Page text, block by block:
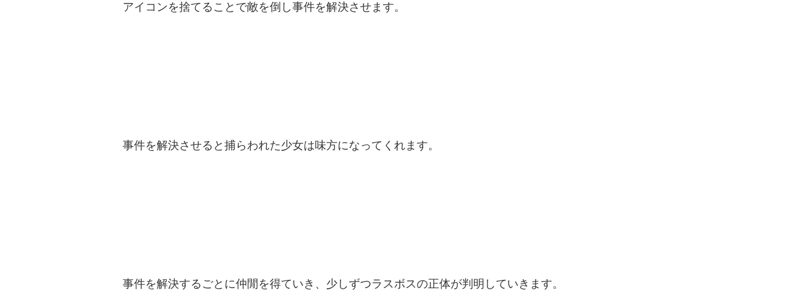
アイコンを捨てることで敵を倒し事件を解決させます。
事件を解決させると捕らわれた少女は味方になってくれます。
事件を解決するごとに仲閒を得ていき、少しずつラスボスの正体が判明していきます。